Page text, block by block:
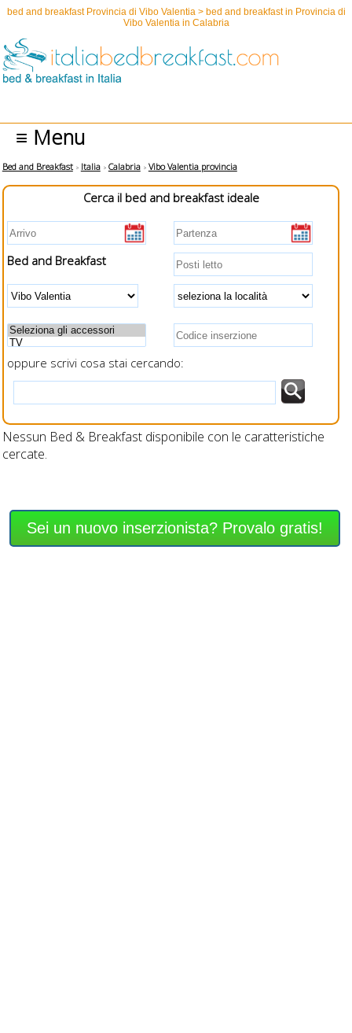
bed and breakfast Provincia di Vibo Valentia > bed and breakfast in Provincia di
Vibo Valentia in Calabria
≡ Menu
Bed and Breakfast Italia Calabria Vibo Valentia provincia
Cerca il bed and breakfast ideale
Bed and Breakfast
oppure scrivi cosa stai cercando:
Nessun Bed & Breakfast disponibile con le caratteristiche
cercate.
Sei un nuovo inserzionista? Provalo gratis!